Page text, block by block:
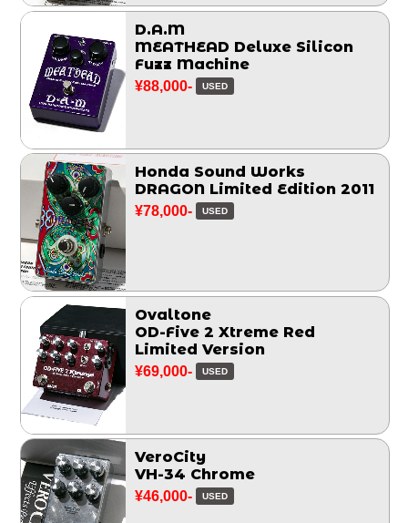
D.A.M
MEATHEAD Deluxe Silicon
Fuzz Machine
¥88,000- USED
Honda Sound Works
DRAGON Limited Edition 2011
¥78,000- USED
Ovaltone
OD-Five 2 Xtreme Red
Limited Version
¥69,000- USED
VeroCity
VH-34 Chrome
¥46,000- USED